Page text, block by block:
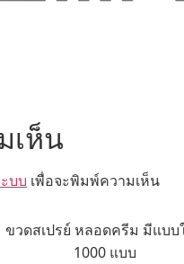
เห็น
บบ เพื่อจะพิมพ์ความเห็น
วดสเปรย์ หลอดครีม มีแบบ
1000 แบบ